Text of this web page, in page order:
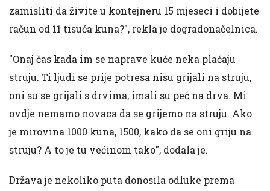
zamisliti da živite u kontejneru 15 mjeseci i dobijete
račun od 11 tisuća kuna?", rekla je dogradonačelnica.
"Onaj čas kada im se naprave kuće neka plaćaju
struju. Ti ljudi se prije potresa nisu grijali na struju,
oni su se grijali s drvima, imali su peć na drva. Mi
ovdje nemamo novaca da se grijemo na struju. Ako
je mirovina 1000 kuna, 1500, kako da se oni griju na
struju? A to je tu većinom tako", dodala je.
Država je nekoliko puta donosila odluke prema